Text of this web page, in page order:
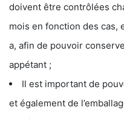
doivent être contrôlées
mois en fonction des cas,
a, afin de pouvoir
appétant ;
Il est important de
et également de